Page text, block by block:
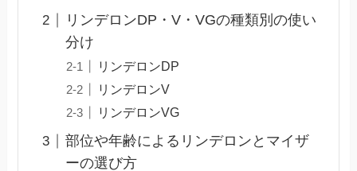
リンデロンDP・V・VGの種類別の使い
分け
リンデロンDP
リンデロンV
リンデロンVG
部位や年齢によるリンデロンとマイザ
ーの選び方